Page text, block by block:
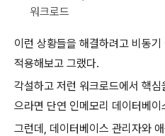
워크로드
이런 상황들을 해결하려고 비동
적용해보고 그랬다.
각설하고 저런 워크로드에서 핵
으라면 단연 인메모리 데이터베이
그런데, 데이터베이스 관리자와